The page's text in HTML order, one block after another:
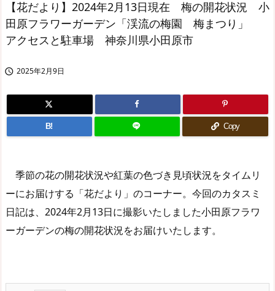
【花だより】2024年2月13日現在 梅の開花状況 小
田原フラワーガーデン「渓流の梅園 梅まつり」
アクセスと駐車場 神奈川県小田原市
 2025年2月9日
B! Copy
季節の花の開花状況や紅葉の色づき見頃状況をタイムリ
ーにお届けする「花だより」のコーナー。今回のカタスミ
日記は、2024年2月13日に撮影いたしました小田原フラワ
ーガーデンの梅の開花状況をお届けいたします。